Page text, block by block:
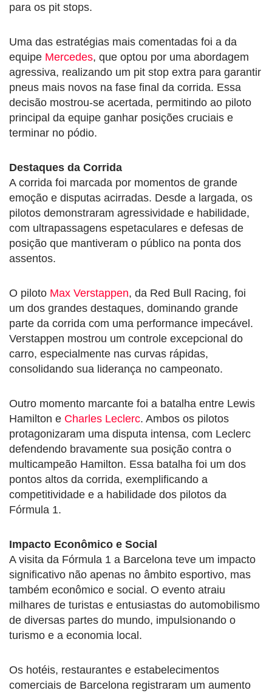
para os pit stops.
Uma das estratégias mais comentadas foi a da
equipe Mercedes, que optou por uma abordagem
agressiva, realizando um pit stop extra para garantir
pneus mais novos na fase final da corrida. Essa
decisão mostrou-se acertada, permitindo ao piloto
principal da equipe ganhar posições cruciais e
terminar no pódio.
Destaques da Corrida
A corrida foi marcada por momentos de grande
emoção e disputas acirradas. Desde a largada, os
pilotos demonstraram agressividade e habilidade,
com ultrapassagens espetaculares e defesas de
posição que mantiveram o público na ponta dos
assentos.
O piloto Max Verstappen, da Red Bull Racing, foi
um dos grandes destaques, dominando grande
parte da corrida com uma performance impecável.
Verstappen mostrou um controle excepcional do
carro, especialmente nas curvas rápidas,
consolidando sua liderança no campeonato.
Outro momento marcante foi a batalha entre Lewis
Hamilton e Charles Leclerc. Ambos os pilotos
protagonizaram uma disputa intensa, com Leclerc
defendendo bravamente sua posição contra o
multicampeão Hamilton. Essa batalha foi um dos
pontos altos da corrida, exemplificando a
competitividade e a habilidade dos pilotos da
Fórmula 1.
Impacto Econômico e Social
A visita da Fórmula 1 a Barcelona teve um impacto
significativo não apenas no âmbito esportivo, mas
também econômico e social. O evento atraiu
milhares de turistas e entusiastas do automobilismo
de diversas partes do mundo, impulsionando o
turismo e a economia local.
Os hotéis, restaurantes e estabelecimentos
comerciais de Barcelona registraram um aumento